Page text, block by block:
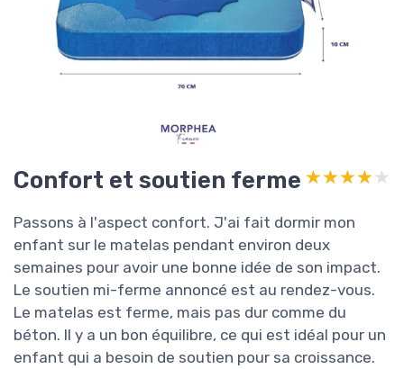
Confort et soutien ferme ★★★★★
★★★★★
Passons à l'aspect confort. J'ai fait dormir mon
enfant sur le matelas pendant environ deux
semaines pour avoir une bonne idée de son impact.
Le soutien mi-ferme annoncé est au rendez-vous.
Le matelas est ferme, mais pas dur comme du
béton. Il y a un bon équilibre, ce qui est idéal pour un
enfant qui a besoin de soutien pour sa croissance.